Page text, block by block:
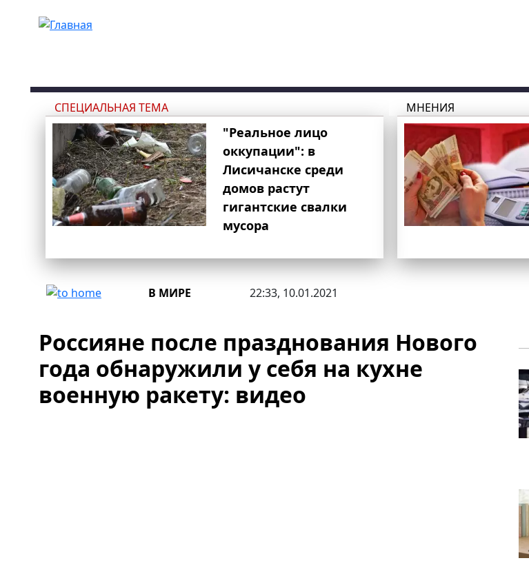
СПЕЦИАЛЬНАЯ ТЕМА
"Реальное лицо
оккупации": в
Лисичанске среди
домов растут
гигантские свалки
мусора
МНЕНИЯ
В МИРЕ 22:33, 10.01.2021
Россияне после празднования Нового
года обнаружили у себя на кухне
военную ракету: видео